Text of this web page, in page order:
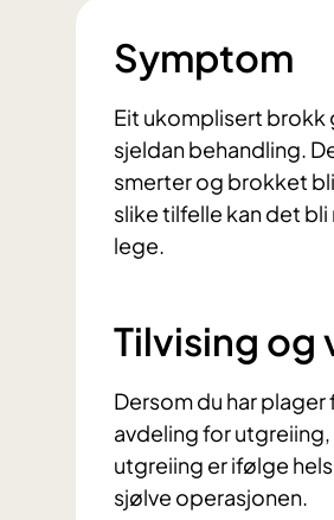
Symptom
Eit ukomplisert brokk
sjeldan behandling.
smerter og brokket
slike tilfelle kan det
lege.
Tilvising og
Dersom du har
avdeling for
utgreiing er ifølge
sjølve operasjonen.